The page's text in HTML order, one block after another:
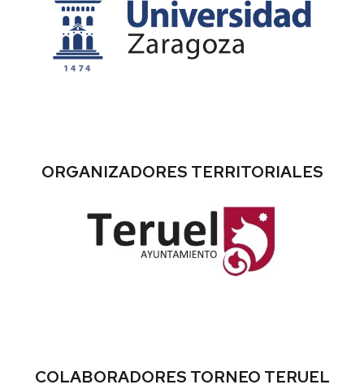
ORGANIZADORES TERRITORIALES
COLABORADORES TORNEO TERUEL